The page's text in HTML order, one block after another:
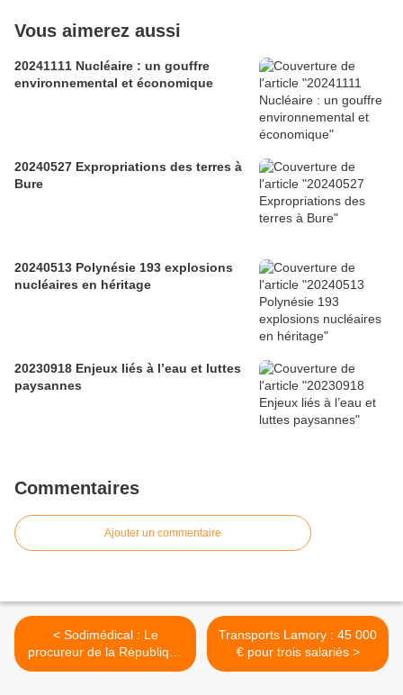
Vous aimerez aussi
20241111 Nucléaire : un gouffre
environnemental et économique
20240527 Expropriations des terres à
Bure
20240513 Polynésie 193 explosions
nucléaires en héritage
20230918 Enjeux liés à l’eau et luttes
paysannes
Commentaires
Ajouter un commentaire
< Sodimédical : Le
procureur de la République
s'explique
Transports Lamory : 45 000
€ pour trois salariés >